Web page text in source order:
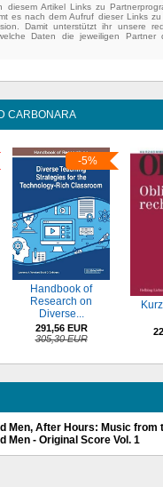
diesem Artikel Links zu
es nach dem Aufruf dieser Links
Damit unterstützt ihr unsere
Daten die jeweiligen
CARBONARA
-5%
Handbook of
Research on
Diverse...
291,56 EUR
305,30 EUR
Men, After Hours: Music from
Men - Original Score Vol. 1